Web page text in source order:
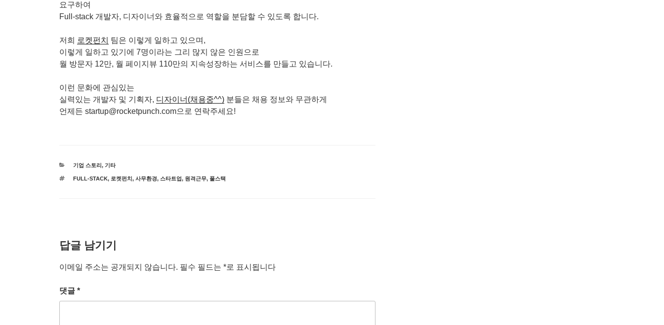
요구하여
Full-stack 개발자, 디자이너와 효율적으로 역할을 분담할 수 있도록 합니다.
저희 로켓펀치
팀은 이렇게 일하고 있으며,
이렇게 일하고 있기에 7명이라는 그리 많지 않은 인원으로
월 방문자 12만, 월 페이지뷰 110만의 지속성장하는 서비스를 만들고 있습니다.
이런 문화에 관심있는
실력있는 개발자 및 기획자, 디자이너(채용중^^) 분들은 채용 정보와 무관하게
언제든 startup@rocketpunch.com으로 연락주세요!
카
고
기업 스토리, 기타
태
FULL-STACK, 로켓펀치, 사무환경, 스타트업, 원격근무, 풀스택
답글 남기기
이메일 주소는 공개되지 않습니다. 필수 필드는 *로 표시됩니다
댓글 *